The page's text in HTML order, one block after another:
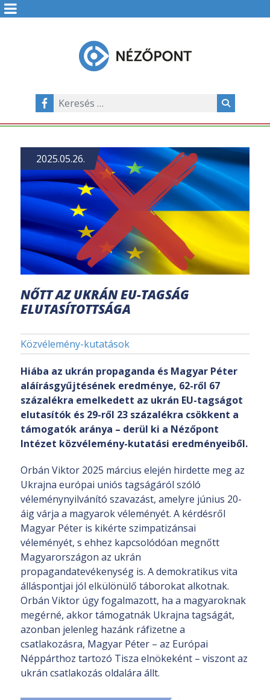
NŐTT AZ UKRÁN EU-TAGSÁG
ELUTASÍTOTTSÁGA
Közvélemény-kutatások
2025.05.26.
Hiába az ukrán propaganda és Magyar Péter
aláírásgyűjtésének eredménye, 62-ről 67
százalékra emelkedett az ukrán EU-tagságot
elutasítók és 29-ről 23 százalékra csökkent a
támogatók aránya – derül ki a Nézőpont
Intézet közvélemény-kutatási eredményeiből.
Orbán Viktor 2025 március elején hirdette meg az
Ukrajna európai uniós tagságáról szóló
véleménynyilvánító szavazást, amelyre június 20-
áig várja a magyarok véleményét. A kérdésről
Magyar Péter is kikérte szimpatizánsai
véleményét, s ehhez kapcsolódóan megnőtt
Magyarországon az ukrán
propagandatevékenység is. A demokratikus vita
álláspontjai jól elkülönülő táborokat alkotnak.
Orbán Viktor úgy fogalmazott, ha a magyaroknak
megérné, akkor támogatnák Ukrajna tagságát,
azonban jelenleg hazánk ráfizetne a
csatlakozásra, Magyar Péter – az Európai
Néppárthoz tartozó Tisza elnökeként – viszont az
ukrán csatlakozás oldalára állt.